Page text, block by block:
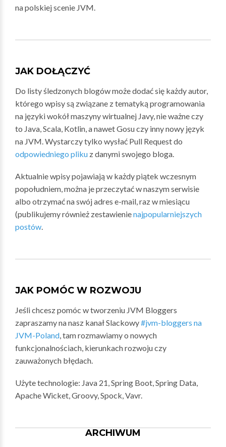
na polskiej scenie JVM.
JAK DOŁĄCZYĆ
Do listy śledzonych blogów może dodać się każdy autor,
którego wpisy są związane z tematyką programowania
na języki wokół maszyny wirtualnej Javy, nie ważne czy
to Java, Scala, Kotlin, a nawet Gosu czy inny nowy język
na JVM. Wystarczy tylko wysłać Pull Request do
odpowiedniego pliku z danymi swojego bloga.
Aktualnie wpisy pojawiają w każdy piątek wczesnym
popołudniem, można je przeczytać w naszym serwisie
albo otrzymać na swój adres e-mail, raz w miesiącu
(publikujemy również zestawienienajpopularniejszych
postów.
JAK POMÓC W ROZWOJU
Jeśli chcesz pomóc w tworzeniu JVM Bloggers
zapraszamy na nasz kanał Slackowy#jvm-bloggers na
JVM-Poland, tam rozmawiamy o nowych
funkcjonalnościach, kierunkach rozwoju czy
zauważonych błędach.
Użyte technologie: Java 21, Spring Boot, Spring Data,
Apache Wicket, Groovy, Spock, Vavr.
ARCHIWUM